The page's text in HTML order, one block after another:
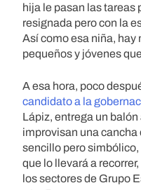
hija le pasan las tareas
resignada pero con la
Así como esa niña,
pequeños y jóvenes
A esa hora, poco
candidato a la
Lápiz, entrega un
improvisan una cancha
sencillo pero
que lo llevará a
los sectores de Grupo